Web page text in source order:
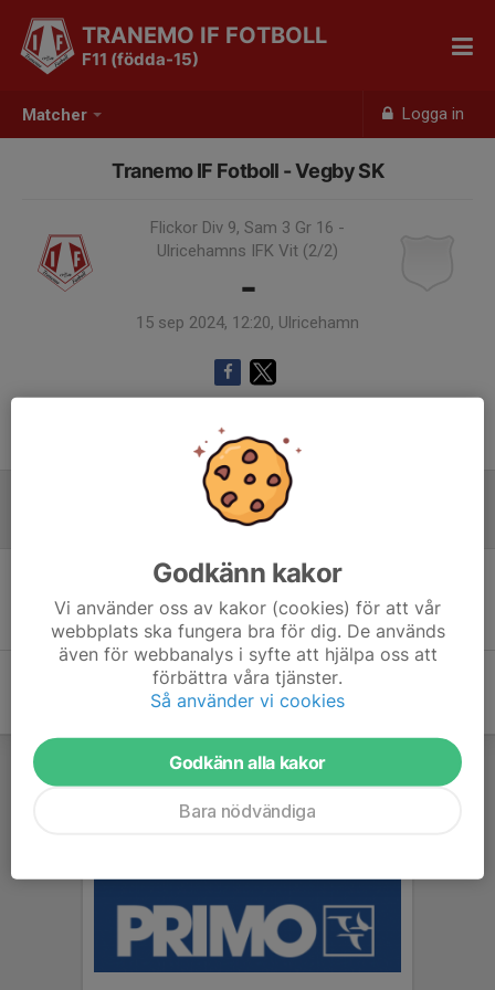
Matcher Logga in
TRANEMO IF FOTBOLL
F11 (födda-15)
Tranemo IF Fotboll - Vegby SK
Flickor Div 9, Sam 3 Gr 16 -
Ulricehamns IFK Vit (2/2)
-
15 sep 2024, 12:20, Ulricehamn
Samling 11:20
Inget referat skrivet
Godkänn kakor
Vi använder oss av kakor (cookies) för att vår
webbplats ska fungera bra för dig. De används
även för webbanalys i syfte att hjälpa oss att
förbättra våra tjänster.
Så använder vi cookies
Godkänn alla kakor
Bara nödvändiga